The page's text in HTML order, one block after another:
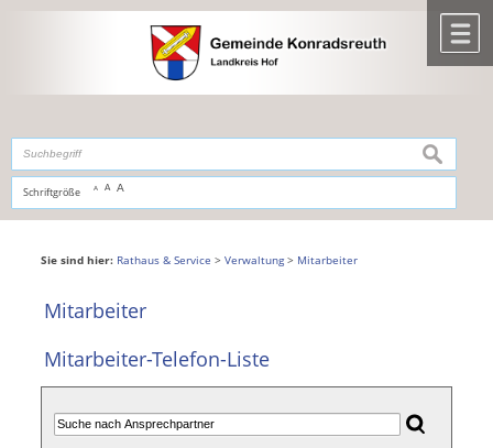
,zur Navigationoderzur Startseitespringen.
Schriftgröße A A A
suchen
Sie sind hier: Rathaus & Service > Verwaltung> Mitarbeiter
Mitarbeiter
Mitarbeiter-Telefon-Liste